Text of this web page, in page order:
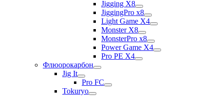
Jigging X8
JiggingPro x8
Light Game X4
Monster X8
MonsterPro x8
Power Game X4
Pro PE X4
Флюорокарбон
Jig It
Pro FC
Tokuryo